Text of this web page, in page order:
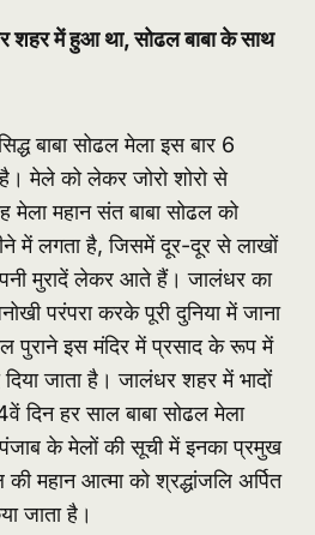
शहर में हुआ था, सोढल बाबा के साथ
बाबा सोढल मेला इस बार 6
है। मेले को लेकर जोरो शोरो से
मेला महान संत बाबा सोढल को
में लगता है, जिसमें दूर-दूर से लाखों
मुरादें लेकर आते हैं। जालंधर का
परंपरा करके पूरी दुनिया में जाना
पुराने इस मंदिर में प्रसाद के रूप में
दिया जाता है। जालंधर शहर में भादों
दिन हर साल बाबा सोढल मेला
के मेलों की सूची में इनका प्रमुख
महान आत्मा को श्रद्धांजलि अर्पित
जाता है।